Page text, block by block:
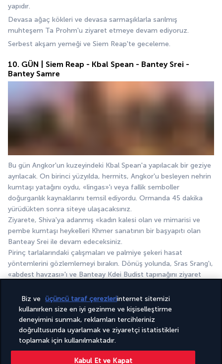
yapıdır.
Devasa ağaç kökleri ve devasa sarmaşıklarla sarılmış
muhteşem Ta Prohm'u ziyaret etmeye devam ediyoruz.
Serbest akşam yemeği ve Siem Reap'te geceleme.
10. GÜN | Siem Reap - Kbal Spean - Bantey Srei -
Bantey Samre
Bu gün Angkor'un kuzeyindeki Kbal Spean'a yapılacak bir geziye
ayrılacak. On birinci yüzyılda, hermits, Angkor'u besleyen nehrin
kumtaşı yatağını oydu, «lingas»'ı veya fallik semboller
doğurganlık kaynaklarını temsil ediyordu. Ormanda 45 dakika
yürüdükten sonra siteye ulaşacaksınız.
Ziyarete, Shiva'ya adanmış «kadın kalesi olan ve mimarisi ve
pembe kumtaşı heykelleri Khmer sanatının bir başyapıtı olan
Banteay Srei ile devam edeceksiniz.
Pirinç tarlalarındaki çalışmaları ve palmiye şekeri hasat
yöntemlerini gözlemlemeyi bırakın. Dönüş yolunda, Sras Srang'ı,
«abdest havzası»'ı ve Banteay Kdei Budist tapınağını ziyaret
coşkulu bitki örtüsüne bırakılmıştır.
Ücretsiz yemekler.
Siem Reap Gecesi.
Not: Bu, Kbal Spean şelalesine ulaşmak için orman boyunca
yokuş yukarı 1,5 km'lik bir yürüyüştür. Küçük bir fan veya
Biz ve üçüncü taraf çerezleriinternet sitemizi
kullanırken size en iyi gezinme ve kişiselleştirme
deneyimini sunmak, reklamları tercihleriniz
doğrultusunda uyarlamak ve ziyaretçi istatistikleri
toplamak için kullanılmaktadır.
Kabul Et ve Kapat